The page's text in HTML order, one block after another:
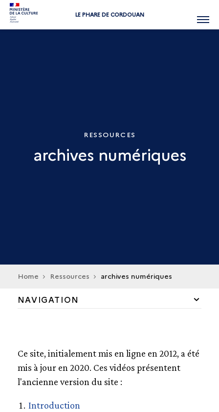
LE PHARE DE CORDOUAN Menu
RESSOURCES
archives numériques
Home Ressources archives numériques
NAVIGATION
CARTES DES ÉPAVES
PLAN DU SITE
Ce site, initialement mis en ligne en 2012, a été
mis à jour en 2020. Ces vidéos présentent
l'ancienne version du site :
Introduction